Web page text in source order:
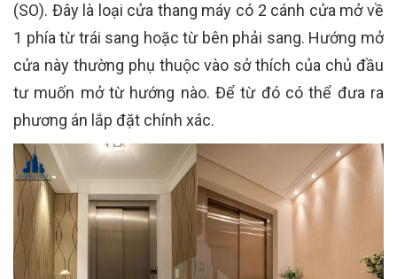
(SO). Đây là loại cửa thang máy có 2 cánh cửa mở về
1 phía từ trái sang hoặc từ bên phải sang. Hướng mở
cửa này thường phụ thuộc vào sở thích của chủ đầu
tư muốn mở từ hướng nào. Để từ đó có thể đưa ra
phương án lắp đặt chính xác.